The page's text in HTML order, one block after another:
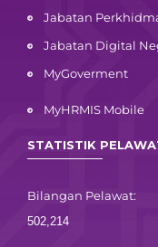
Jabatan
Jabatan Digital
MyGoverment
MyHRMIS Mobile
STATISTIK
Bilangan Pelawat:
502,214